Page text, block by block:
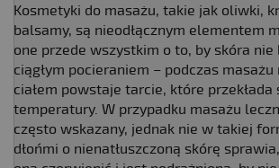
Kosmetyki do masażu, takie jak oliwki,
balsamy, są nieodłącznym elementem
one przede wszystkim o to, by skóra nie
ciągłym pocieraniem – podczas masażu
ciałem powstaje tarcie, które
temperatury. W przypadku masażu
często wskazany, jednak nie w takiej
dłońmi o nienatłuszczoną skórę